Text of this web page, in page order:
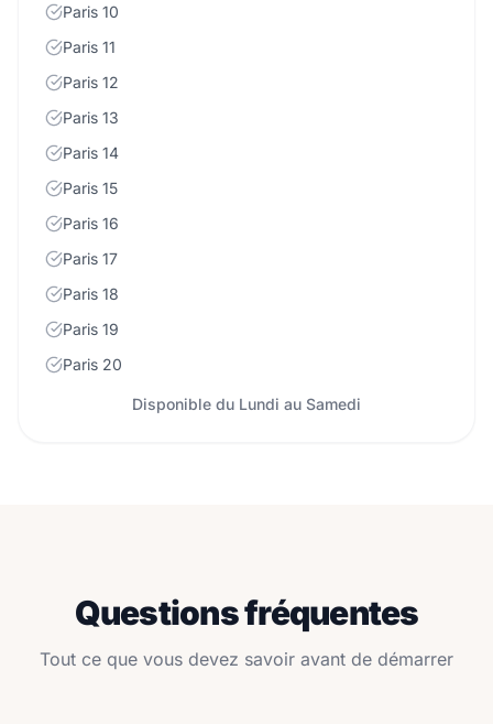
Paris 10
Paris 11
Paris 12
Paris 13
Paris 14
Paris 15
Paris 16
Paris 17
Paris 18
Paris 19
Paris 20
Disponible du Lundi au Samedi
Questions fréquentes
Tout ce que vous devez savoir avant de démarrer